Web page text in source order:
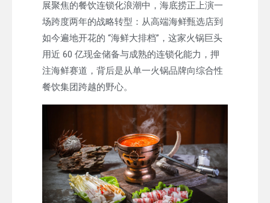
展聚焦的餐饮连锁化浪潮中，海底捞正上演一
场跨度两年的战略转型：从高端海鲜甄选店到
如今遍地开花的 “海鲜大排档”，这家火锅巨头
用近 60 亿现金储备与成熟的连锁化能力，押
注海鲜赛道，背后是从单一火锅品牌向综合性
餐饮集团跨越的野心。